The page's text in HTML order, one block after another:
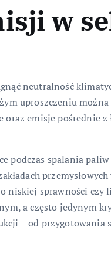
w
neutralność
uproszczeniu
emisje pośrednie z
podczas spalania
przemysłowych
niskiej sprawności czy
a często jedynym
– od przygotowania